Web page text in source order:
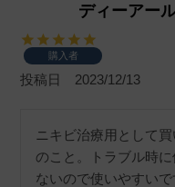
ディーアー
購入者
投稿日 2023/12/13
ニキビ治療用として
のこと。トラブル時
ないので使いやすいで